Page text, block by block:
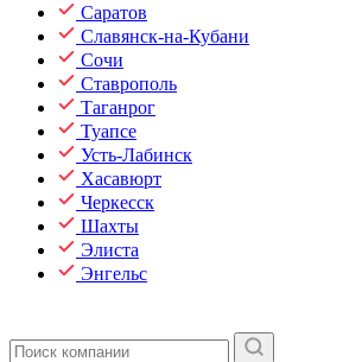
Саратов
Славянск-на-Кубани
Сочи
Ставрополь
Таганрог
Туапсе
Усть-Лабинск
Хасавюрт
Черкесск
Шахты
Элиста
Энгельс